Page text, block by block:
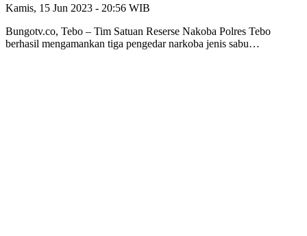
Kamis, 15 Jun 2023 - 20:56 WIB
Bungotv.co, Tebo – Tim Satuan Reserse Nakoba Polres Tebo
berhasil mengamankan tiga pengedar narkoba jenis sabu…